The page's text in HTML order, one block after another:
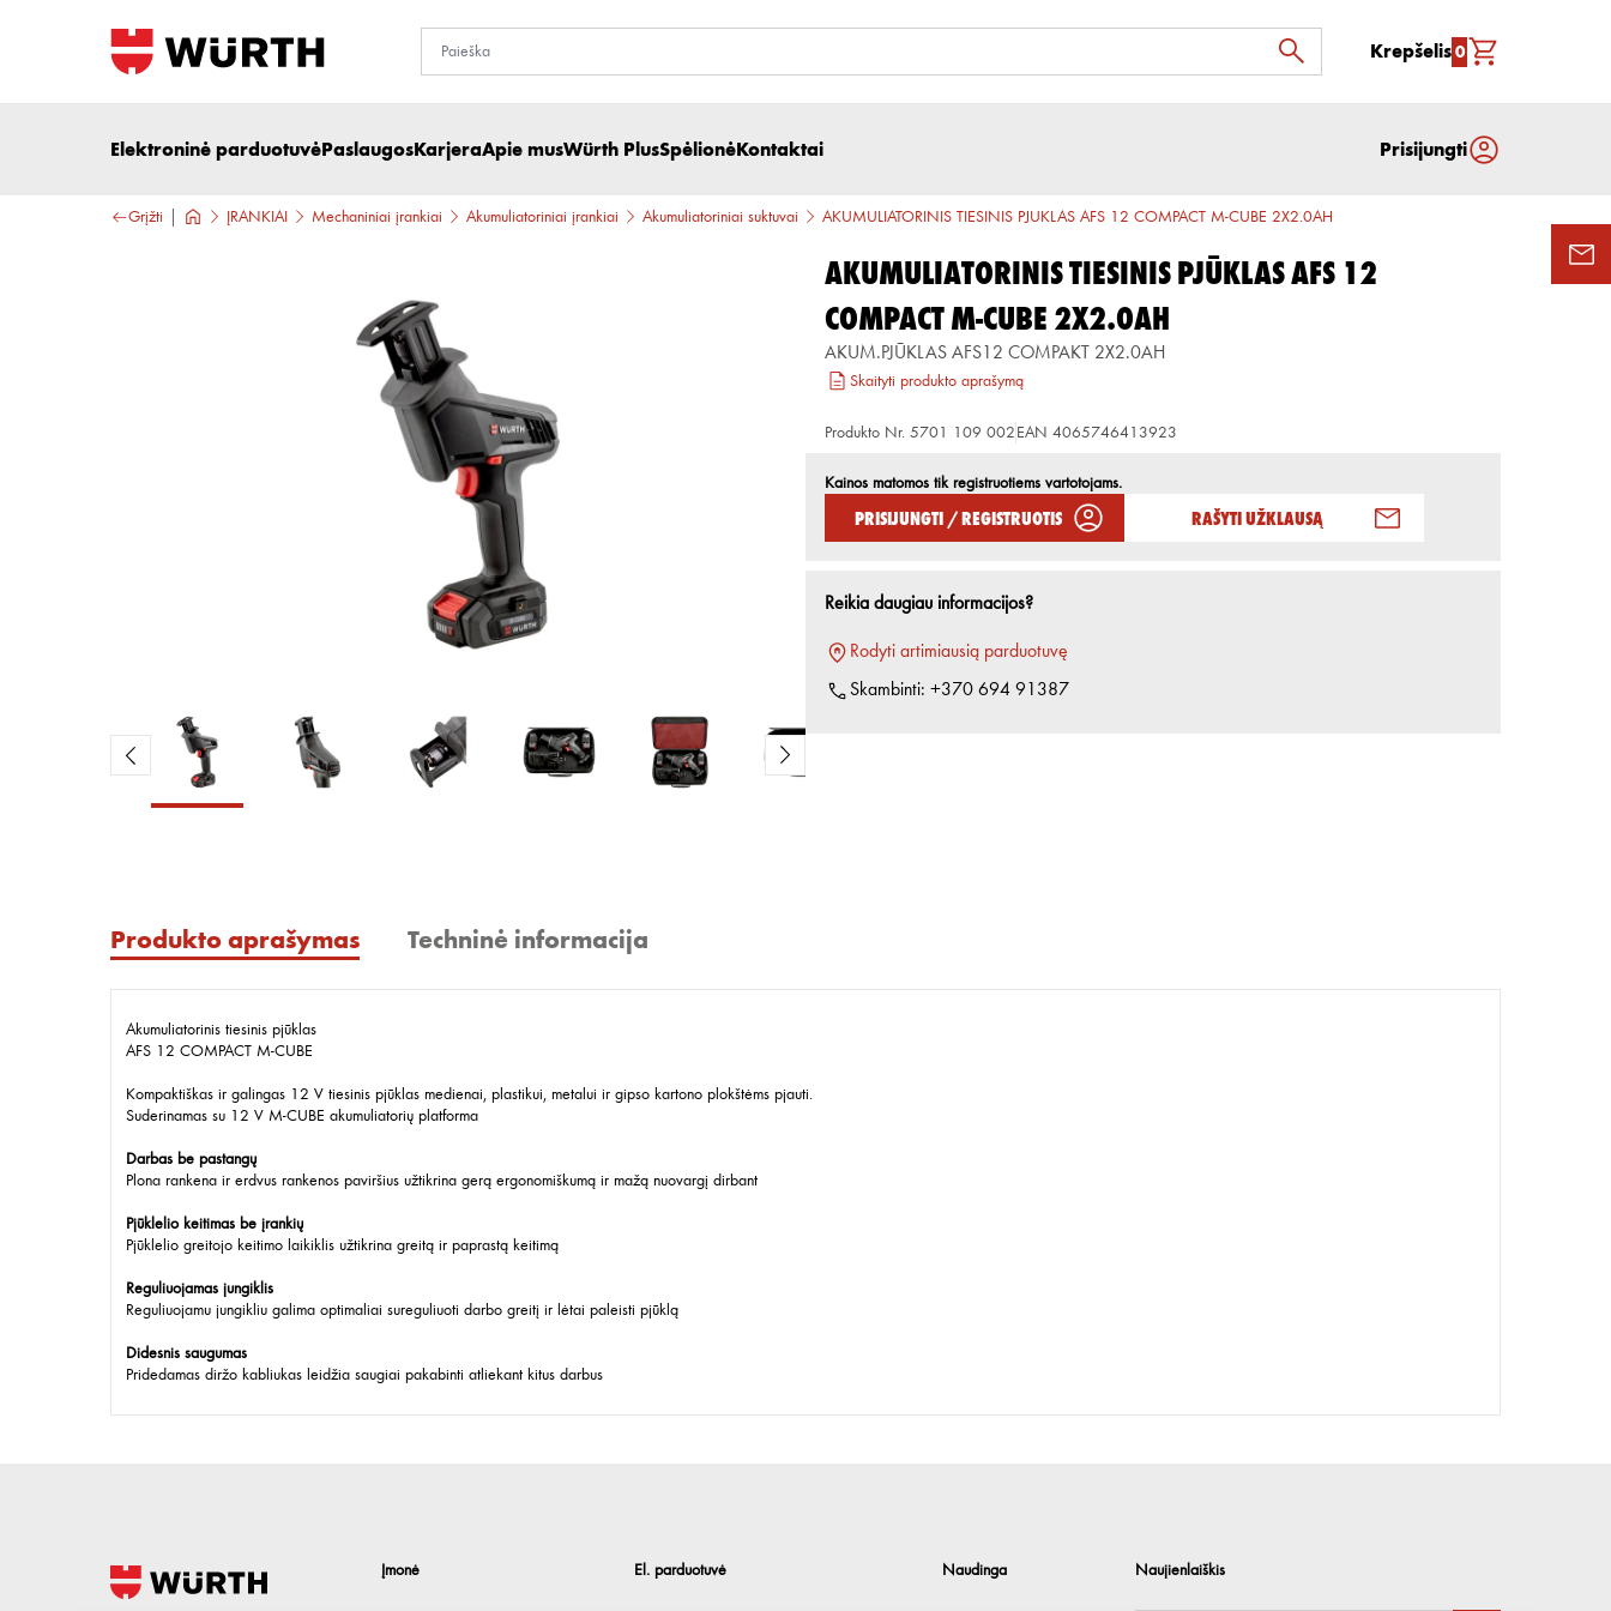
Krepšelis0
Elektroninė parduotuvėPaslaugosKarjeraApie musWürth PlusSpėlionėKontaktai Prisijungti
Grįžti ĮRANKIAI Mechaniniai įrankiai Akumuliatoriniai įrankiai Akumuliatoriniai suktuvai AKUMULIATORINIS TIESINIS PJŪKLAS AFS 12 COMPACT M-CUBE 2X2.0AH
AKUMULIATORINIS TIESINIS PJŪKLAS AFS 12
COMPACT M-CUBE 2X2.0AH
AKUM.PJŪKLAS AFS12 COMPAKT 2X2.0AH
Skaityti produkto aprašymą
Produkto Nr. 5701 109 002 EAN 4065746413923
Kainos matomos tik registruotiems vartotojams.
Prisijungti / Registruotis Rašyti užklausą
Reikia daugiau informacijos?
Rodyti artimiausią parduotuvę
Skambinti: +370 694 91387
Produkto aprašymas Techninė informacija
Akumuliatorinis tiesinis pjūklas
AFS 12 COMPACT M-CUBE
Kompaktiškas ir galingas 12 V tiesinis pjūklas medienai, plastikui, metalui ir gipso kartono plokštėms pjauti.
Suderinamas su 12 V M-CUBE akumuliatorių platforma
Darbas be pastangų
Plona rankena ir erdvus rankenos paviršius užtikrina gerą ergonomiškumą ir mažą nuovargį dirbant
Pjūklelio keitimas be įrankių
Pjūklelio greitojo keitimo laikiklis užtikrina greitą ir paprastą keitimą
Reguliuojamas jungiklis
Reguliuojamu jungikliu galima optimaliai sureguliuoti darbo greitį ir lėtai paleisti pjūklą
Didesnis saugumas
Pridedamas diržo kabliukas leidžia saugiai pakabinti atliekant kitus darbus
Įmonė El. parduotuvė Naudinga Naujienlaiškis